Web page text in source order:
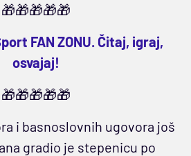
🎁🎁🎁🎁🎁
FAN ZONU. Čitaj, igraj,
osvajaj!
🎁🎁🎁🎁🎁
i basnoslovnih ugovora još
gradio je stepenicu po